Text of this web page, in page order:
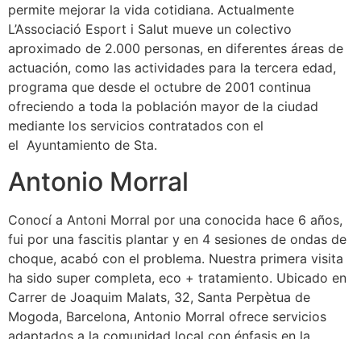
permite mejorar la vida cotidiana. Actualmente
L’Associació Esport i Salut mueve un colectivo
aproximado de 2.000 personas, en diferentes áreas de
actuación, como las actividades para la tercera edad,
programa que desde el octubre de 2001 continua
ofreciendo a toda la población mayor de la ciudad
mediante los servicios contratados con el
el Ayuntamiento de Sta.
Antonio Morral
Conocí a Antoni Morral por una conocida hace 6 años,
fui por una fascitis plantar y en 4 sesiones de ondas de
choque, acabó con el problema. Nuestra primera visita
ha sido super completa, eco + tratamiento. Ubicado en
Carrer de Joaquim Malats, 32, Santa Perpètua de
Mogoda, Barcelona, Antonio Morral ofrece servicios
adaptados a la comunidad local con énfasis en la